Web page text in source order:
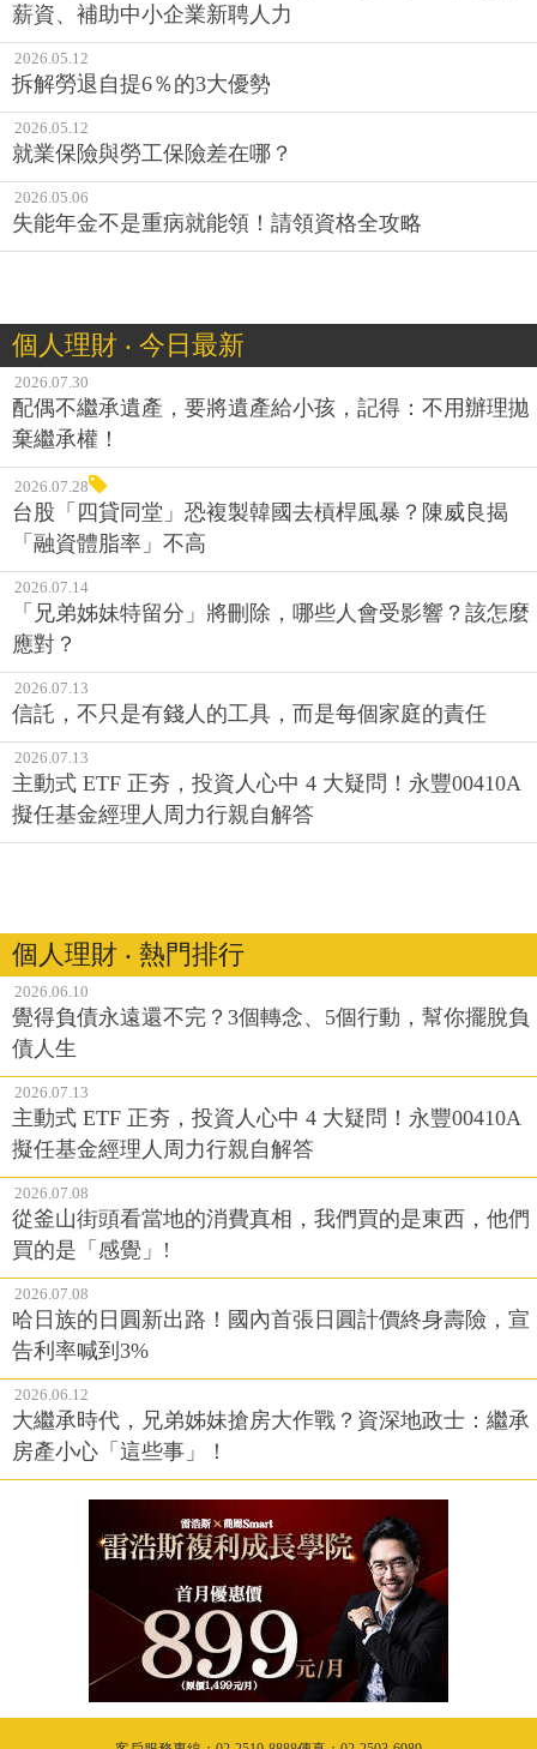
薪資、補助中小企業新聘人力
2026.05.12
拆解勞退自提6％的3大優勢
2026.05.12
就業保險與勞工保險差在哪？
2026.05.06
失能年金不是重病就能領！請領資格全攻略
個人理財 ‧ 今日最新
2026.07.30
配偶不繼承遺產，要將遺產給小孩，記得：不用辦理拋
棄繼承權！
2026.07.28
台股「四貸同堂」恐複製韓國去槓桿風暴？陳威良揭
「融資體脂率」不高
2026.07.14
「兄弟姊妹特留分」將刪除，哪些人會受影響？該怎麼
應對？
2026.07.13
信託，不只是有錢人的工具，而是每個家庭的責任
2026.07.13
主動式 ETF 正夯，投資人心中 4 大疑問！永豐00410A
擬任基金經理人周力行親自解答
個人理財 ‧ 熱門排行
2026.06.10
覺得負債永遠還不完？3個轉念、5個行動，幫你擺脫負
債人生
2026.07.13
主動式 ETF 正夯，投資人心中 4 大疑問！永豐00410A
擬任基金經理人周力行親自解答
2026.07.08
從釜山街頭看當地的消費真相，我們買的是東西，他們
買的是「感覺」!
2026.07.08
哈日族的日圓新出路！國內首張日圓計價終身壽險，宣
告利率喊到3%
2026.06.12
大繼承時代，兄弟姊妹搶房大作戰？資深地政士：繼承
房產小心「這些事」！